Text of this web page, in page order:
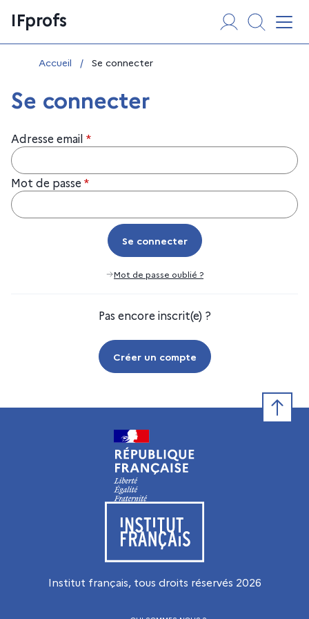
au
contenu
IFprofs
Vous êtes ici :
Accueil / Se connecter
Se connecter
Adresse email *
Mot de passe *
Se connecter
Se connecter
Mot de passe oublié ?
Pas encore inscrit(e) ?
Créer un compte
Visiter le site de l’Institut français
Institut français, tous droits réservés 2026